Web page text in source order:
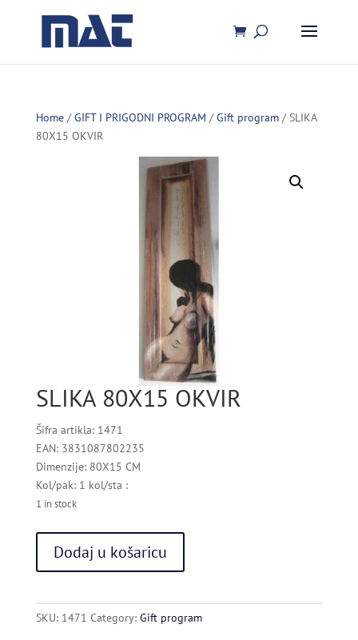
Home/GIFT I PRIGODNI PROGRAM /Gift program/ SLIKA
80X15 OKVIR
SLIKA 80X15 OKVIR
Šifra artikla: 1471
EAN: 3831087802235
Dimenzije: 80X15 CM
Kol/pak: 1 kol/sta :
1 in stock
80X15
OKVIR
Dodaj u košaricu
SKU: 1471 Category: Gift program